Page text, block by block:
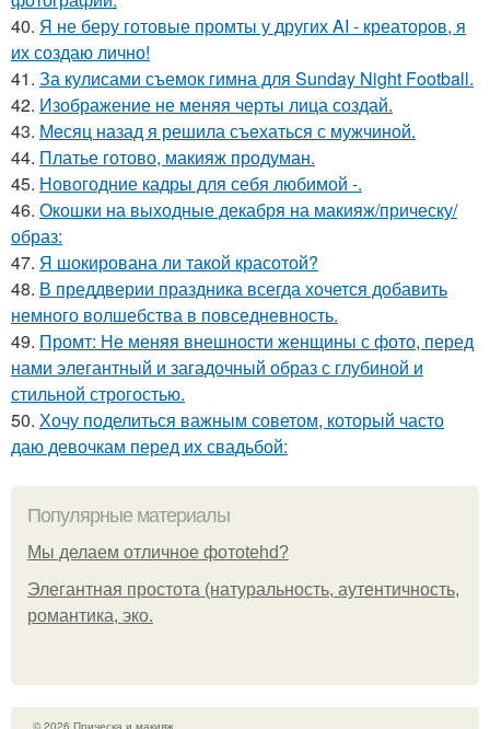
40. Я не беру готовые промты у других AI - креаторов, я
их создаю лично!
41. За кулисами съемок гимна для Sunday Night Football.
42. Изображение не меняя черты лица создай.
43. Мeсяц назад я решила съeхаться с мужчиной.
44. Платье готово, макияж продуман.
45. Новогодние кадры для себя любимой -.
46. Окошки на выходные декабря на макияж/прическу/
образ:
47. Я шокирована ли такой красотой?
48. В преддверии праздника всегда хочется добавить
немного волшебства в повседневность.
49. Промт: Не меняя внешности женщины с фото, перед
нами элегантный и загадочный образ с глубиной и
стильной строгостью.
50. Хочу поделиться важным советом, который часто
даю девочкам перед их свадьбой:
Популярные материалы
Мы делаем отличное фотоtehd?
Элегантная простота (натуральность, аутентичность,
романтика, эко.
© 2026 Прическа и макияж